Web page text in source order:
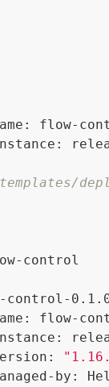
flow-
control
control-
flow-
by: